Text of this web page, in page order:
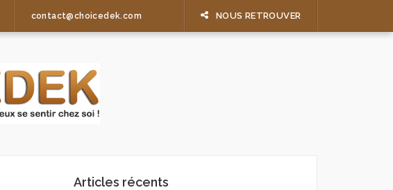
contact@choicedek.com NOUS RETROUVER
Articles récents